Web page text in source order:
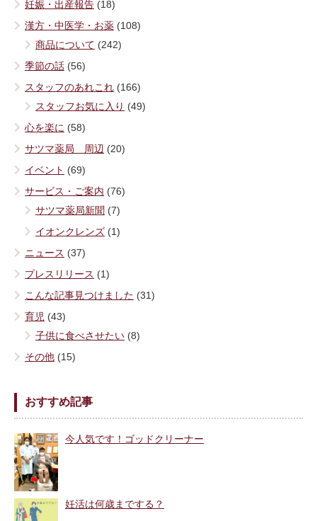
妊娠・出産報告 (18)
漢方・中医学・お薬 (108)
商品について (242)
季節の話 (56)
スタッフのあれこれ (166)
スタッフお気に入り (49)
心を楽に (58)
サツマ薬局 周辺 (20)
イベント (69)
サービス・ご案内 (76)
サツマ薬局新聞 (7)
イオンクレンズ (1)
ニュース (37)
プレスリリース (1)
こんな記事見つけました (31)
育児 (43)
子供に食べさせたい (8)
その他 (15)
おすすめ記事
今人気です！ゴッドクリーナー
妊活は何歳までする？